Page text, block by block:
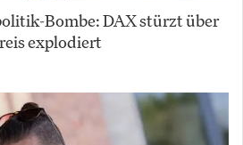
Bombe: DAX stürzt über
explodiert